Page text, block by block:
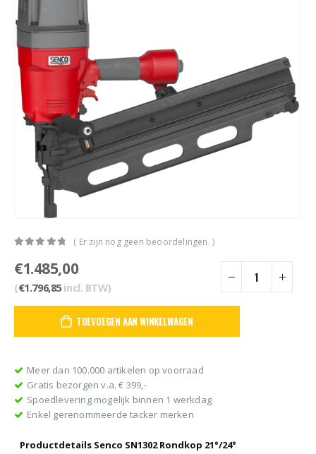
( Er zijn nog geen beoordelingen. )
€1.485,00
(€1.796,85incl. BTW)
TOEVOEGEN AAN WINKELWAGEN
Meer dan 100.000 artikelen op voorraad
Gratis bezorgen v.a. € 399,-
Spoedlevering mogelijk binnen 1 werkdag
Enkel gerenommeerde tacker merken
Productdetails Senco SN1302 Rondkop 21°/24°